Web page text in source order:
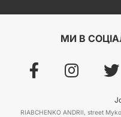
МИ В
RIABCHENKO ANDRII, street